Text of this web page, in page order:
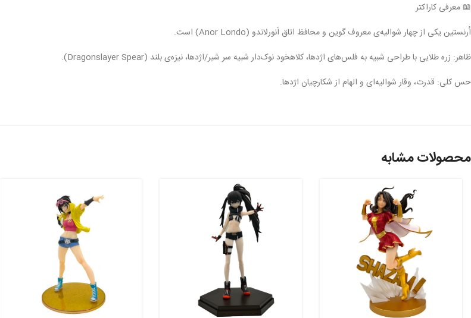
📖 معرفی کاراکتر
اُرنستین یکی از چهار شوالیه‌ی معروف گوین و محافظ اتاق اَنورلاندو (Anor Londo) است.
ظاهر: زره طلایی با طراحی شبیه به فلس‌های اژدها، کلاهخود نوک‌دار شبیه سر شیر/اژدها، نیزه‌ی بلند (Dragonslayer Spear).
حس کلی: قدرت، وقار شوالیه‌ای و الهام از شکارچیان اژدها.
محصولات مشابه